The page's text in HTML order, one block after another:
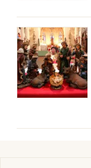
Spectacles
Concerts
Sports
Nantes
Nice
Paris